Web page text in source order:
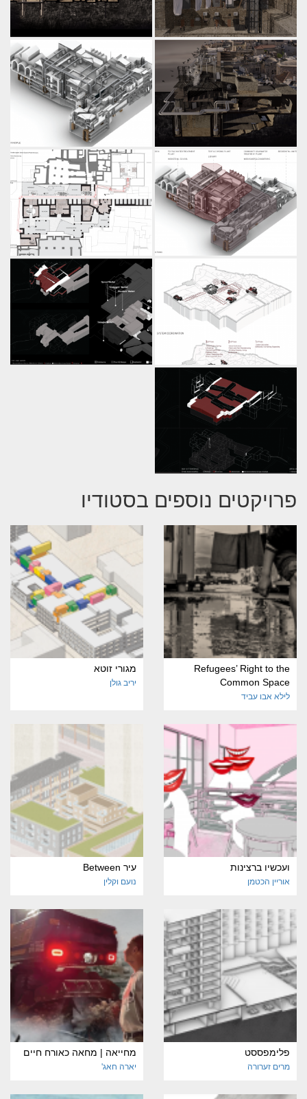
פרויקטים נוספים בסטודיו
Refugees’ Right to the
Common Space
לילא אבו עביד
מגורי זוטא
יריב גולן
ועכשיו ברצינות
אוריין הכטמן
עיר Between
נועם וקלין
פלימפססט
מרים זערורה
מחייאה | מחאה כאורח חיים
יארה חאג'